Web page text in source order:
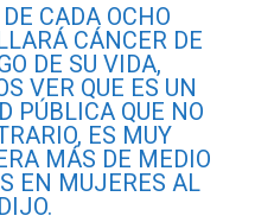
CADA OCHO
CÁNCER DE
DE SU VIDA,
VER QUE ES UN
PÚBLICA QUE NO
ES MUY
MÁS DE MEDIO
EN MUJERES AL